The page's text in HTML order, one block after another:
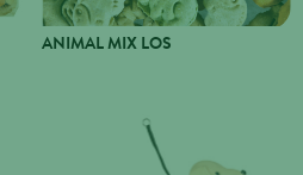
ANIMAL MIX LOS